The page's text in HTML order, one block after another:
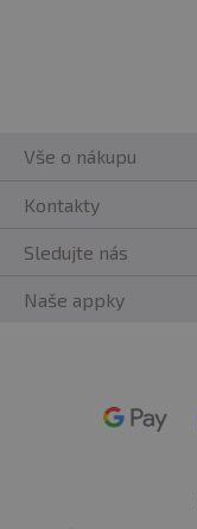
Vše o nákupu
Kontakty
Sledujte nás
Naše appky